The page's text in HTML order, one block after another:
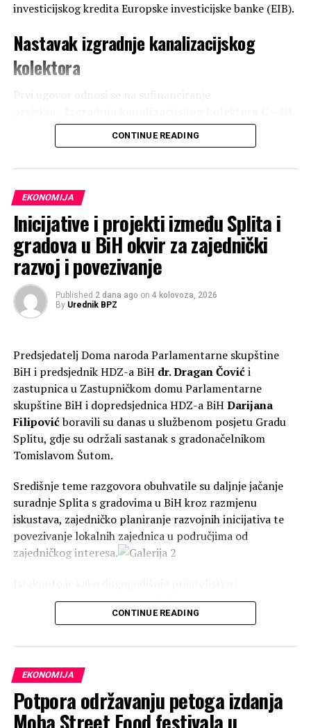
investicijskog kredita Europske investicijske banke (EIB).
Nastavak izgradnje kanalizacijskog
kolektora
, čija ukupna vrijednost iznosi 291.887,48 KM.
27,41 posto ukupne vrijednosti, navodi se na službenoj
stranici Grada Širokog Brijega.
Infrastruktura za Industrijsku zonu
Drugi ugovor potpisan je za sufinanciranje
projekta„Izgradnja vodoopskrbne i fekalne
kanalizacijske mreže u industrijskoj zoni Knešpolje“
ukupne vrijednosti 525.330,00 KM.
osigurati122.000,00 KM, što čini 23,22 posto ukupnog
Sufinanciranje kredita EIB-a i daljnji
razvoj grada
Treći ugovor odnosi se na sufinanciranje godišnje
otplate investicijskog kredita Europske investicijske
CONTINUE READING
EKONOMIJA
Inicijative i projekti između Splita i
gradova u BiH okvir za zajednički
razvoj i povezivanje
Published 2 dana ago on 4 kolovoza, 2026
By Urednik BPZ
Predsjedatelj Doma naroda Parlamentarne skupštine
BiH i predsjednik HDZ-a BiH dr. Dragan Čovići
zastupnica u Zastupničkom domu Parlamentarne
skupštine BiH i dopredsjednica HDZ-a BiHDarijana
Filipovićboravili su danas u službenom posjetu Gradu
Splitu, gdje su održali sastanak s gradonačelnikom
Tomislavom Šutom.
Središnje teme razgovora obuhvatile su daljnje jačanje
suradnje Splita s gradovima u BiH kroz razmjenu
iskustava, zajedničko planiranje razvojnih inicijativa te
povezivanje lokalnih zajednica u područjima od
zajedničkog interesa.
institucionalna povezanost Splita i Mostara
predstavljaju uspješan primjer prekogranične suradnje,
obrazovne i druge oblike partnerstva. Naglašeno je kako
upravo takvi modeli suradnje mogu biti poticaj za
snažnije povezivanje Splita i drugih gradova u BiH.
CONTINUE READING
EKONOMIJA
Potpora održavanju petoga izdanja
Moba Street Food festivala u